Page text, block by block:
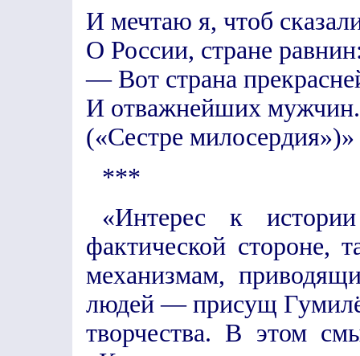
И мечтаю я, чтоб
О России, стране
— Вот страна
И отважнейших мужчин.
(«Сестре милосердия»)»
***
«Интерес к
фактической
механизмам,
людей — присущ
творчества. В этом